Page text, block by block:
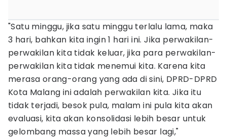
"Satu minggu, jika satu minggu terlalu lama, maka
3 hari, bahkan kita ingin 1 hari ini. Jika perwakilan-
perwakilan kita tidak keluar, jika para perwakilan-
perwakilan kita tidak menemui kita. Karena kita
merasa orang-orang yang ada di sini, DPRD-DPRD
Kota Malang ini adalah perwakilan kita. Jika itu
tidak terjadi, besok pula, malam ini pula kita akan
evaluasi, kita akan konsolidasi lebih besar untuk
gelombang massa yang lebih besar lagi,"